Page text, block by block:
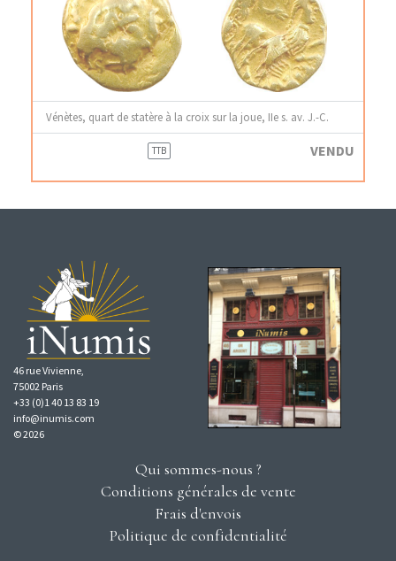
Vénètes, quart de statère à la croix sur la joue, IIe s. av. J.-C.
TTB VENDU
46 rue Vivienne,
75002 Paris
+33 (0)1 40 13 83 19
info@inumis.com
© 2026
Qui sommes-nous ?
Conditions générales de vente
Frais d'envois
Politique de confidentialité